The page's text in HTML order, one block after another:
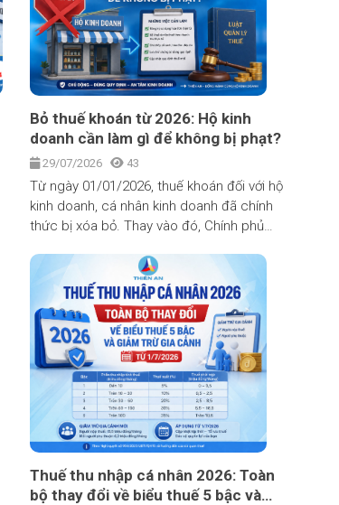
Bỏ thuế khoán từ 2026: Hộ kinh
doanh cần làm gì để không bị phạt?
29/07/2026 43
Từ ngày 01/01/2026, thuế khoán đối với hộ
kinh doanh, cá nhân kinh doanh đã chính
thức bị xóa bỏ. Thay vào đó, Chính phủ
05/03/2026) quy định cơ chế tự kê khai –
tự nộp thuế. Đây là thay đổi lớn nhất trong
nhiều năm trở lại đây, buộc mọi hộ kinh
doanh phải làm quen với sổ sách, hóa đơn
và kê khai thuế thay cho việc nộp một
khoản khoán cố định như trước. Vậy hộ
kinh doanh cần chuẩn bị những gì để tuân
thủ đúng luật và tránh bị truy thu, xử phạt?
Bài viết dưới đây của Kế Toán Thiên An sẽ
giải đáp chi tiết.
Thuế thu nhập cá nhân 2026: Toàn
bộ thay đổi về biểu thuế 5 bậc và